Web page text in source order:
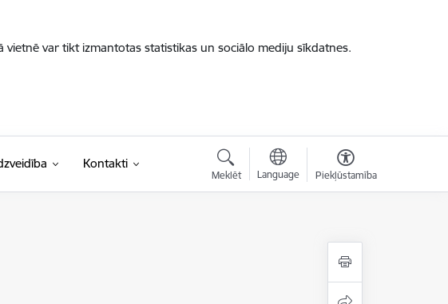
var tikt izmantotas statistikas un sociālo mediju sīkdatnes.
Kontakti
Meklēt Language Piekļūstamība